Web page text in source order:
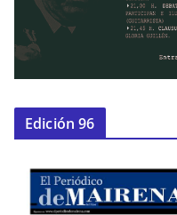
Edición 96